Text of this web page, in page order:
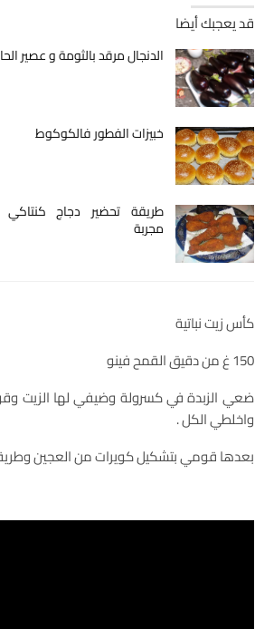
قد يعجبك أيضا
الدنجال مرقد بالثومة و عصير
خبيزات الفطور فالكوكوط
طريقة تحضير دجاج
مجربة
كأس زيت نباتية
150 غ من دقيق القمح فينو
ضعي الزبدة في كسرولة وضيفي لها الزيت
واخلطي الكل .
بعدها قومي بتشكيل كويرات من العجين